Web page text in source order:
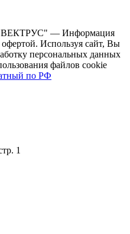
"ВЕКТРУС" — Информация
офертой. Используя сайт, Вы
персональных данных
файлов cookie
по РФ
1